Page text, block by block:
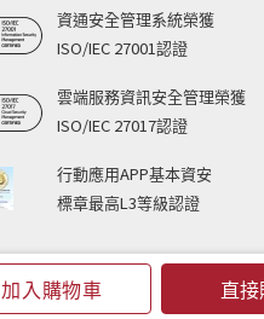
加入購物車 直
資通安全管理系統榮獲
ISO/IEC 27001認證
雲端服務資訊安全管理榮獲
ISO/IEC 27017認證
行動應用APP基本資安
標章最高L3等級認證